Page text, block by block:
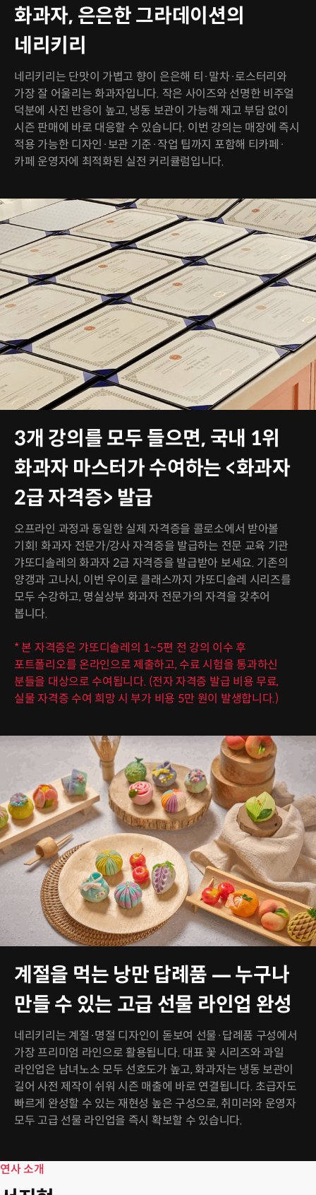
화과자, 은은한 그라데이션의
네리키리
네리키리는 단맛이 가볍고 향이 은은해 티·말차·로스터리와
가장 잘 어울리는 화과자입니다. 작은 사이즈와 선명한 비주얼
덕분에 사진 반응이 높고, 냉동 보관이 가능해 재고 부담 없이
시즌 판매에 바로 대응할 수 있습니다. 이번 강의는 매장에 즉시
적용 가능한 디자인·보관 기준·작업 팁까지 포함해 티카페·
카페 운영자에 최적화된 실전 커리큘럼입니다.
3개 강의를 모두 들으면, 국내 1위
화과자 마스터가 수여하는 <화과자
2급 자격증> 발급
오프라인 과정과 동일한 실제 자격증을 콜로소에서 받아볼
기회! 화과자 전문가/강사 자격증을 발급하는 전문 교육 기관
갸또디솔레의 화과자 2급 자격증을 발급받아 보세요. 기존의
양갱과 고나시, 이번 우이로 클래스까지 갸또디솔레 시리즈를
모두 수강하고, 명실상부 화과자 전문가의 자격을 갖추어
봅니다.
* 본 자격증은 갸또디솔레의 1~5편 전 강의 이수 후
포트폴리오를 온라인으로 제출하고, 수료 시험을 통과하신
분들을 대상으로 수여됩니다. (전자 자격증 발급 비용 무료,
실물 자격증 수여 희망 시 부가 비용 5만 원이 발생합니다.)
계절을 먹는 낭만 답례품 — 누구나
만들 수 있는 고급 선물 라인업 완성
네리키리는 계절·명절 디자인이 돋보여 선물·답례품 구성에서
가장 프리미엄 라인으로 활용됩니다. 대표 꽃 시리즈와 과일
라인업은 남녀노소 모두 선호도가 높고, 화과자는 냉동 보관이
길어 사전 제작이 쉬워 시즌 매출에 바로 연결됩니다. 초급자도
빠르게 완성할 수 있는 재현성 높은 구성으로, 취미러와 운영자
모두 고급 선물 라인업을 즉시 확보할 수 있습니다.
연사 소개